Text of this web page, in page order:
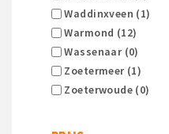
Waddinxveen (1)
Warmond (12)
Wassenaar (0)
Zoetermeer (1)
Zoeterwoude (0)